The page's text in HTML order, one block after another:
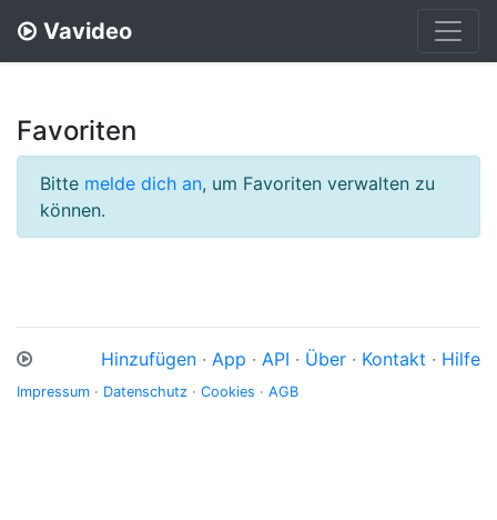
Vavideo
Favoriten
Bitte melde dich an, um Favoriten verwalten zu
können.
Hinzufügen · App · API · Über · Kontakt · Hilfe
Impressum · Datenschutz · Cookies · AGB